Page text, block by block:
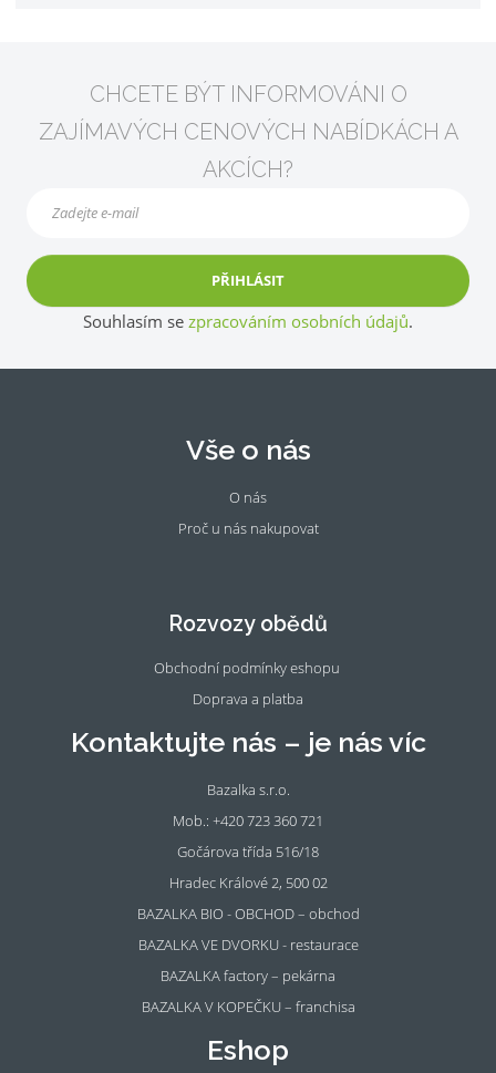
CHCETE BÝT INFORMOVÁNI O
ZAJÍMAVÝCH CENOVÝCH NABÍDKÁCH A
AKCÍCH?
PŘIHLÁSIT
Souhlasím se zpracováním osobních údajů.
Vše o nás
O nás
Proč u nás nakupovat
k
m
Rozvozy obědů
Obchodní podmínky eshopu
Doprava a platba
Kontaktujte nás – je nás víc
Bazalka s.r.o.
Mob.: +420 723 360 721
Gočárova třída 516/18
Hradec Králové 2, 500 02
BAZALKA BIO - OBCHOD – obchod
BAZALKA VE DVORKU - restaurace
BAZALKA factory – pekárna
BAZALKA V KOPEČKU – franchisa
Eshop